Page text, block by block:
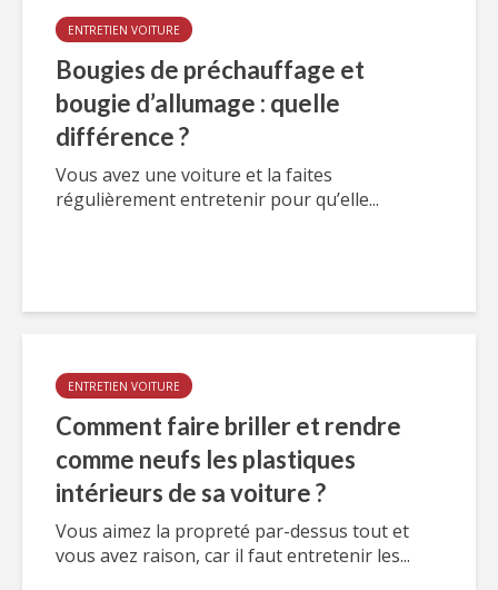
ENTRETIEN VOITURE
Bougies de préchauffage et
bougie d’allumage : quelle
différence ?
Vous avez une voiture et la faites
régulièrement entretenir pour qu’elle...
ENTRETIEN VOITURE
Comment faire briller et rendre
comme neufs les plastiques
intérieurs de sa voiture ?
Vous aimez la propreté par-dessus tout et
vous avez raison, car il faut entretenir les...